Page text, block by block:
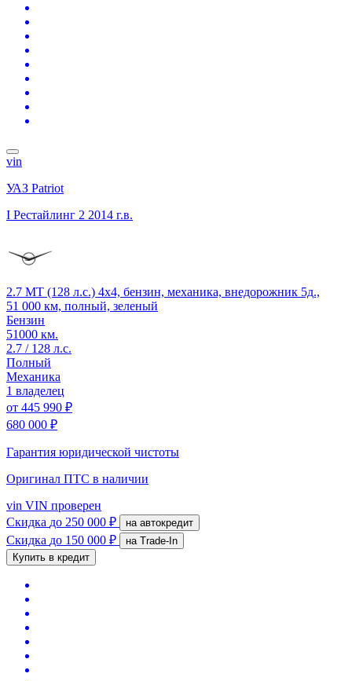
vin
УАЗ Patriot
I Рестайлинг 2 2014 г.в.
2.7 MT (128 л.с.) 4x4, бензин, механика, внедорожник 5д.,
51 000 км, полный, зеленый
Бензин
51000 км.
2.7 / 128 л.с.
Полный
Механика
1 владелец
от 445 990 ₽
680 000 ₽
Гарантия юридической чистоты
Оригинал ПТС в наличии
vin VIN проверен
Скидка до 250 000 ₽ на автокредит
Скидка до 150 000 ₽
на Trade-In
Купить в кредит